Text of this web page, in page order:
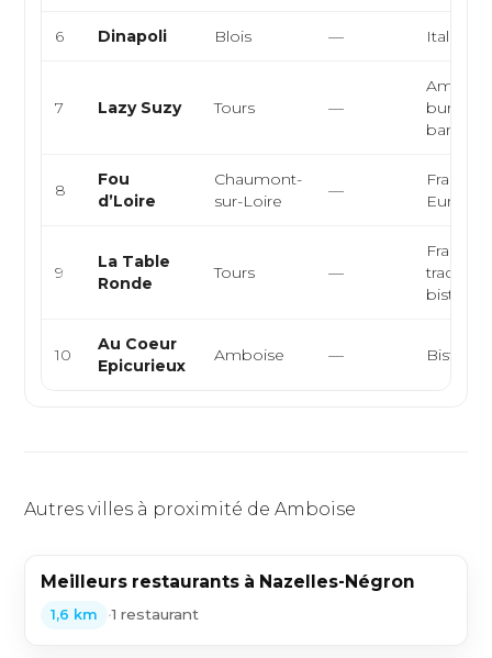
6 Dinapoli Blois —
7 Lazy Suzy Tours —
burgers,
8
Fou
d’Loire
Chaumont-
sur-Loire
—
9
La Table
Ronde
Tours —
10
Au Coeur
Epicurieux
Amboise —
Autres villes à proximité de Amboise
Meilleurs restaurants à Nazelles-Négron
1,6 km •1 restaurant